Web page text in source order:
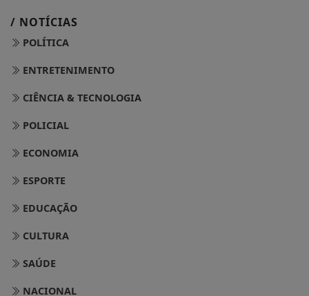
/ NOTÍCIAS
POLÍTICA
ENTRETENIMENTO
CIÊNCIA & TECNOLOGIA
POLICIAL
ECONOMIA
ESPORTE
EDUCAÇÃO
CULTURA
SAÚDE
NACIONAL